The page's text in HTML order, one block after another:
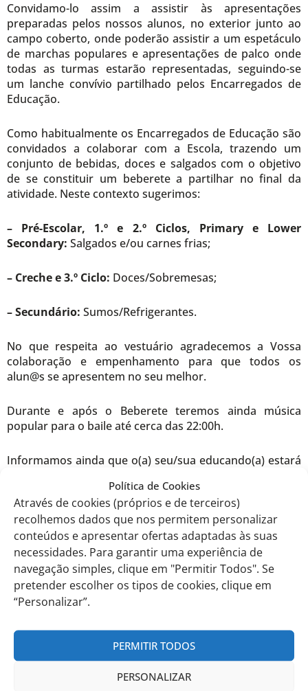
Política de Cookies
Através de cookies (próprios e de terceiros)
recolhemos dados que nos permitem personalizar
conteúdos e apresentar ofertas adaptadas às suas
necessidades. Para garantir uma experiência de
navegação simples, clique em "Permitir Todos". Se
pretender escolher os tipos de cookies, clique em
“Personalizar”.
PERMITIR TODOS
PERSONALIZAR
Convidamo-lo assim a assistir às apresentações
preparadas pelos nossos alunos, no exterior junto ao
campo coberto, onde poderão assistir a um espetáculo
de marchas populares e apresentações de palco onde
todas as turmas estarão representadas, seguindo-se
um lanche convívio partilhado pelos Encarregados de
Educação.
Como habitualmente os Encarregados de Educação são
convidados a colaborar com a Escola, trazendo um
conjunto de bebidas, doces e salgados com o objetivo
de se constituir um beberete a partilhar no final da
atividade. Neste contexto sugerimos:
– Pré-Escolar, 1.º e 2.º Ciclos, Primary e Lower
Secondary: Salgados e/ou carnes frias;
– Creche e 3.º Ciclo: Doces/Sobremesas;
– Secundário: Sumos/Refrigerantes.
No que respeita ao vestuário agradecemos a Vossa
colaboração e empenhamento para que todos os
alun@s se apresentem no seu melhor.
Durante e após o Beberete teremos ainda música
popular para o baile até cerca das 22:00h.
Informamos ainda que o(a) seu/sua educando(a) estará
ao términus da respetiva apresentação. A partir daí,
ficam à responsabilidade da família. Neste contexto,
neste dia não existirá o transporte de regresso a casa,
tendo os alunos de regressar com os respetivos
Encarregados de Educação, no final da Atividade de
Encerramento.
Tratando-se da Festa de Final de Ano os alunos
antes do início da festa.